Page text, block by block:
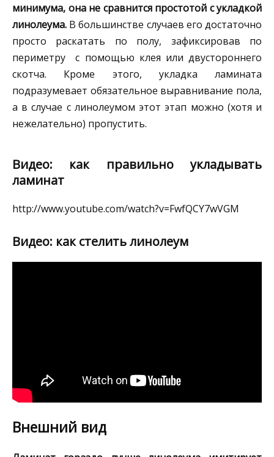
минимума, она не сравнится простотой с укладкой
линолеума. В большинстве случаев его достаточно
просто раскатать по полу, зафиксировав по
периметру с помощью клея или двустороннего
скотча. Кроме этого, укладка ламината
подразумевает обязательное выравнивание пола,
а в случае с линолеумом этот этап можно (хотя и
нежелательно) пропустить.
Видео: как правильно укладывать
ламинат
http://www.youtube.com/watch?v=FwfQCY7wVGM
Видео: как стелить линолеум
Внешний вид